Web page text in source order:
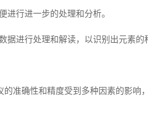
进行进一步的处理和分析。
据进行处理和解读，以识别出元素的
准确性和精度受到多种因素的影